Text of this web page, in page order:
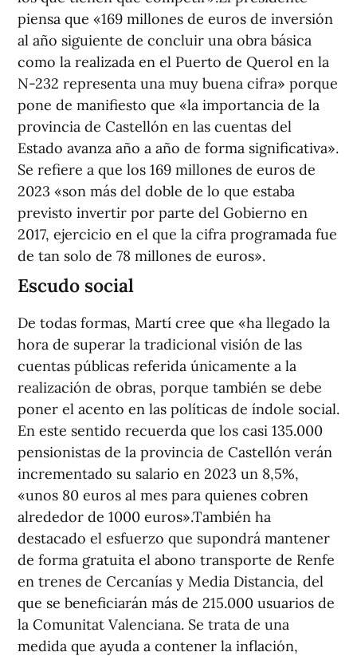
piensa que «169 millones de euros de inversión
al año siguiente de concluir una obra básica
como la realizada en el Puerto de Querol en la
N-232 representa una muy buena cifra» porque
pone de manifiesto que «la importancia de la
provincia de Castellón en las cuentas del
Estado avanza año a año de forma significativa».
Se refiere a que los 169 millones de euros de
2023 «son más del doble de lo que estaba
previsto invertir por parte del Gobierno en
2017, ejercicio en el que la cifra programada fue
de tan solo de 78 millones de euros».
Escudo social
De todas formas, Martí cree que «ha llegado la
hora de superar la tradicional visión de las
cuentas públicas referida únicamente a la
realización de obras, porque también se debe
poner el acento en las políticas de índole social.
En este sentido recuerda que los casi 135.000
pensionistas de la provincia de Castellón verán
incrementado su salario en 2023 un 8,5%,
«unos 80 euros al mes para quienes cobren
alrededor de 1000 euros».También ha
destacado el esfuerzo que supondrá mantener
de forma gratuita el abono transporte de Renfe
en trenes de Cercanías y Media Distancia, del
que se beneficiarán más de 215.000 usuarios de
la Comunitat Valenciana. Se trata de una
medida que ayuda a contener la inflación,